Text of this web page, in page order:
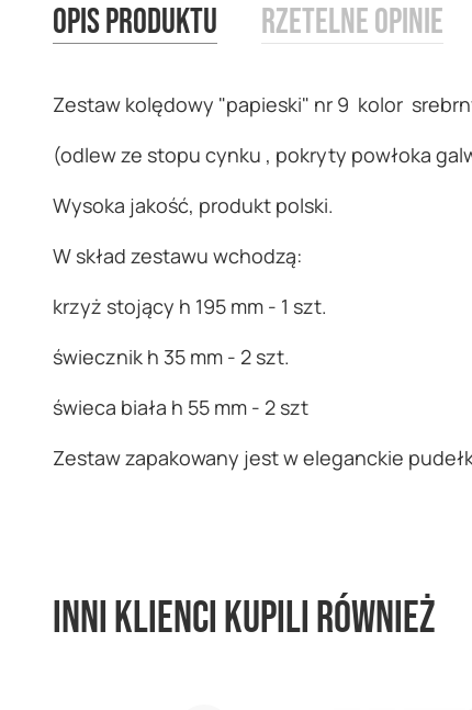
images
Opis produktu
Zestaw kolędowy "papieski" nr 9 kolor
(odlew ze stopu cynku , pokryty powłoka
Wysoka jakość, produkt polski.
W skład zestawu wchodzą:
krzyż stojący h 195 mm - 1 szt.
świecznik h 35 mm - 2 szt.
świeca biała h 55 mm - 2 szt
Zestaw zapakowany jest w eleganckie
Rzetelne opinie
Inni klienci kupili również